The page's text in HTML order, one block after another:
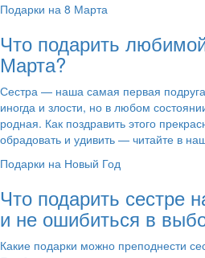
Подарки на 8 Марта
Что подарить
Марта?
Сестра — наша самая первая
иногда и злости, но в любом
родная. Как поздравить этого
обрадовать и удивить — читайте в
Подарки на Новый Год
Что подарить сестре
и не ошибиться в
Какие подарки можно преподнести